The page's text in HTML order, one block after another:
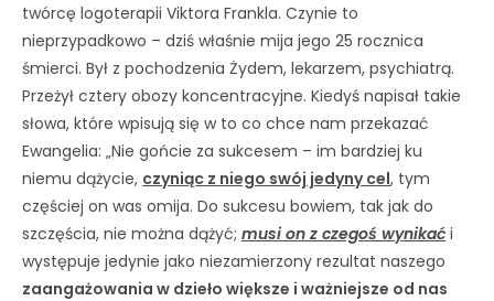
twórcę logoterapii Viktora Frankla. Czynie to
nieprzypadkowo – dziś właśnie mija jego 25 rocznica
śmierci. Był z pochodzenia Żydem, lekarzem, psychiatrą.
Przeżył cztery obozy koncentracyjne. Kiedyś napisał takie
słowa, które wpisują się w to co chce nam przekazać
Ewangelia: „Nie gońcie za sukcesem – im bardziej ku
niemu dążycie, czyniąc z niego swój jedyny cel, tym
częściej on was omija. Do sukcesu bowiem, tak jak do
szczęścia, nie można dążyć; musi on z czegoś wynikać i
występuje jedynie jako niezamierzony rezultat naszego
zaangażowania w dzieło większe i ważniejsze od nas